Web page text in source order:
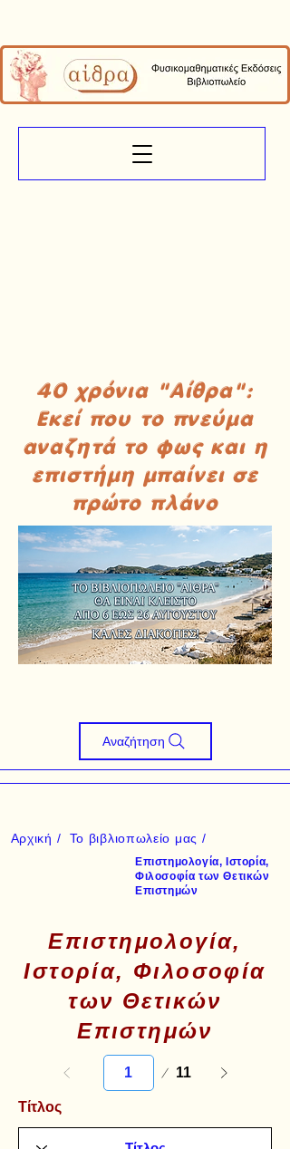
40 χρόνια "Αίθρα":
Εκεί που το πνεύμα
αναζητά το φως και η
επιστήμη μπαίνει σε
πρώτο πλάνο
Αναζήτηση
Αρχική / Το βιβλιοπωλείο μας /
Επιστημολογία, Ιστορία,
Φιλοσοφία των Θετικών
Επιστημών
Επιστημολογία,
Ιστορία, Φιλοσοφία
των Θετικών
Επιστημών
11
Σελίδα
Τίτλος